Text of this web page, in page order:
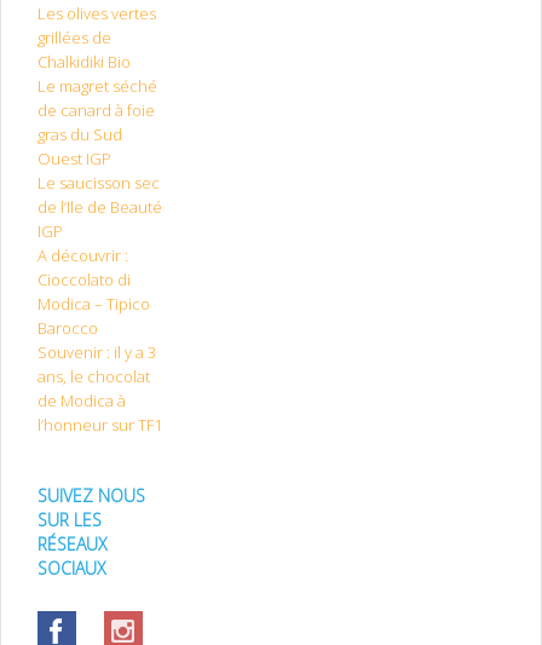
Les olives vertes
grillées de
Chalkidiki Bio
Le magret séché
de canard à foie
gras du Sud
Ouest IGP
Le saucisson sec
de l’Ile de Beauté
IGP
A découvrir :
Cioccolato di
Modica – Tipico
Barocco
Souvenir : il y a 3
ans, le chocolat
de Modica à
l’honneur sur TF1
SUIVEZ NOUS
SUR LES
RÉSEAUX
SOCIAUX